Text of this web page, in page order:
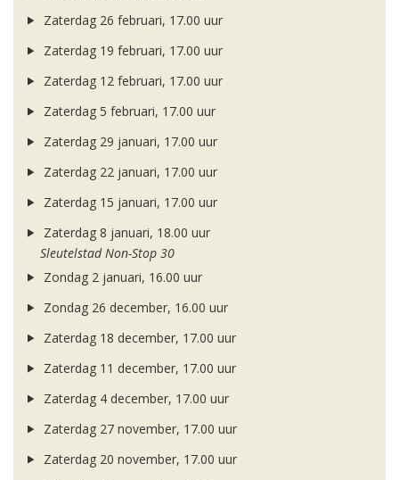
Zaterdag 26 februari, 17.00 uur
Zaterdag 19 februari, 17.00 uur
Zaterdag 12 februari, 17.00 uur
Zaterdag 5 februari, 17.00 uur
Zaterdag 29 januari, 17.00 uur
Zaterdag 22 januari, 17.00 uur
Zaterdag 15 januari, 17.00 uur
Zaterdag 8 januari, 18.00 uur
Sleutelstad Non-Stop 30
Zondag 2 januari, 16.00 uur
Zondag 26 december, 16.00 uur
Zaterdag 18 december, 17.00 uur
Zaterdag 11 december, 17.00 uur
Zaterdag 4 december, 17.00 uur
Zaterdag 27 november, 17.00 uur
Zaterdag 20 november, 17.00 uur